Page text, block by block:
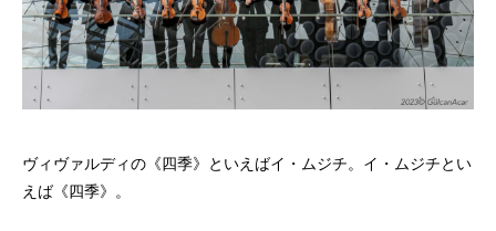
ヴィヴァルディの《四季》といえばイ・ムジチ。イ・ムジチとい
えば《四季》。